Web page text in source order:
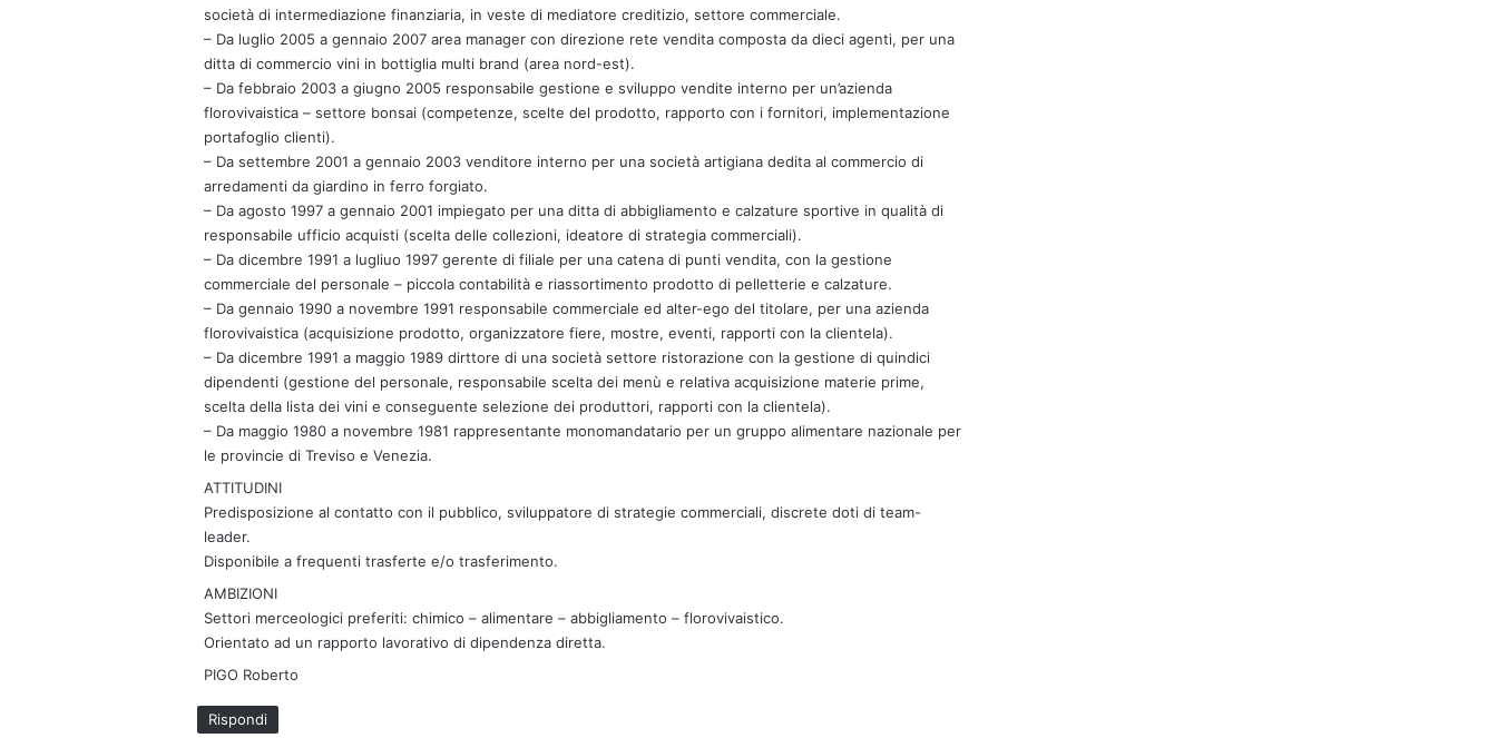
società di intermediazione finanziaria, in veste di mediatore creditizio, settore commerciale.
– Da luglio 2005 a gennaio 2007 area manager con direzione rete vendita composta da dieci agenti, per una
ditta di commercio vini in bottiglia multi brand (area nord-est).
– Da febbraio 2003 a giugno 2005 responsabile gestione e sviluppo vendite interno per un’azienda
florovivaistica – settore bonsai (competenze, scelte del prodotto, rapporto con i fornitori, implementazione
portafoglio clienti).
– Da settembre 2001 a gennaio 2003 venditore interno per una società artigiana dedita al commercio di
arredamenti da giardino in ferro forgiato.
– Da agosto 1997 a gennaio 2001 impiegato per una ditta di abbigliamento e calzature sportive in qualità di
responsabile ufficio acquisti (scelta delle collezioni, ideatore di strategia commerciali).
– Da dicembre 1991 a lugliuo 1997 gerente di filiale per una catena di punti vendita, con la gestione
commerciale del personale – piccola contabilità e riassortimento prodotto di pelletterie e calzature.
– Da gennaio 1990 a novembre 1991 responsabile commerciale ed alter-ego del titolare, per una azienda
florovivaistica (acquisizione prodotto, organizzatore fiere, mostre, eventi, rapporti con la clientela).
– Da dicembre 1991 a maggio 1989 dirttore di una società settore ristorazione con la gestione di quindici
dipendenti (gestione del personale, responsabile scelta dei menù e relativa acquisizione materie prime,
scelta della lista dei vini e conseguente selezione dei produttori, rapporti con la clientela).
– Da maggio 1980 a novembre 1981 rappresentante monomandatario per un gruppo alimentare nazionale per
le provincie di Treviso e Venezia.
ATTITUDINI
Predisposizione al contatto con il pubblico, sviluppatore di strategie commerciali, discrete doti di team-
leader.
Disponibile a frequenti trasferte e/o trasferimento.
AMBIZIONI
Settori merceologici preferiti: chimico – alimentare – abbigliamento – florovivaistico.
Orientato ad un rapporto lavorativo di dipendenza diretta.
PIGO Roberto
Rispondi